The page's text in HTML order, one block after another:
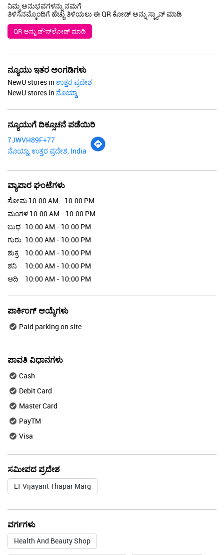
ನಿಮ್ಮ ಅನುಭವಗಳನ್ನು ನಮಗೆ
ತಿಳಿಸಿನಮ್ಮೊಂದಿಗೆ ಹೆಚ್ಚು ತಿಳಿಯಲು ಈ QR ಕೋಡ್ ಅನ್ನು ಸ್ಕ್ಯಾನ್ ಮಾಡಿ
QR ಅನ್ನು ಡೌನ್‌ಲೋಡ್ ಮಾಡಿ
ನ್ಯೂಯು ಇತರ ಅಂಗಡಿಗಳು
NewU stores in ಉತ್ತರ ಪ್ರದೇಶ
NewU stores in ನೊಯ್ಡಾ
ನ್ಯೂಯುಗೆ ದಿಕ್ಸೂಚನೆ ಪಡೆಯಿರಿ
7JWVH89F+77
ನೊಯ್ಡಾ, ಉತ್ತರ ಪ್ರದೇಶ, India
ವ್ಯಾಪಾರ ಘಂಟೆಗಳು
ಸೋಮ 10:00 AM - 10:00 PM
ಮಂಗಳ 10:00 AM - 10:00 PM
ಬುಧ 10:00 AM - 10:00 PM
ಗುರು 10:00 AM - 10:00 PM
ಶುಕ್ರ
10:00 AM - 10:00 PM
ಶನಿ
10:00 AM - 10:00 PM
ಆದಿ
10:00 AM - 10:00 PM
ಪಾರ್ಕಿಂಗ್ ಆಯ್ಕೆಗಳು
Paid parking on site
ಪಾವತಿ ವಿಧಾನಗಳು
Cash
Debit Card
Master Card
PayTM
Visa
ಸಮೀಪದ ಪ್ರದೇಶ
LT Vijayant Thapar Marg
ವರ್ಗಗಳು
Health And Beauty Shop